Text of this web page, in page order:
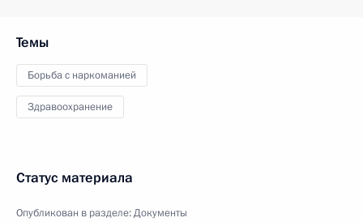
Темы
Борьба с наркоманией
Здравоохранение
Статус материала
Опубликован в разделе:Документы